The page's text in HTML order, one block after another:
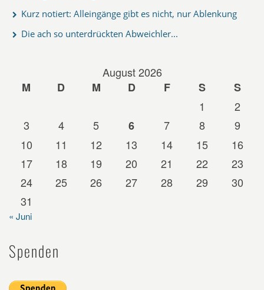
Kurz notiert: Alleingänge gibt es nicht, nur Ablenkung
Die ach so unterdrückten Abweichler...
August 2026
M
D M D F S
S
1
2
3
4 5 6 7 8
9
10
11 12 13 14 15
16
17
18 19 20 21 22
23
24
25 26 27 28 29
30
31
« Juni
Spenden